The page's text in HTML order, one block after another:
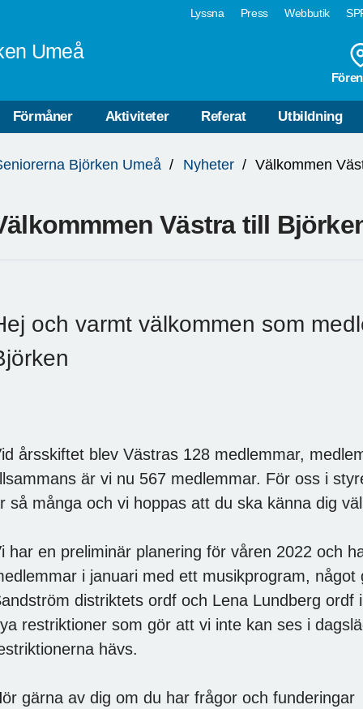
Lyssna Press Webbutik
Umeå
Förmåner Aktiviteter Referat Utbildning
Björken Umeå Nyheter Välkommen
Västra till
och varmt välkommen som
årsskiftet blev Västras 128 medlemmar,
är vi nu 567 medlemmar. För oss i
så många och vi hoppas att du ska känna dig
har en preliminär planering för våren 2022 och
i januari med ett musikprogram,
distriktets ordf och Lena Lundberg ordf
restriktioner som gör att vi inte kan ses i
hävs.
gärna av dig om du har frågor och funderingar